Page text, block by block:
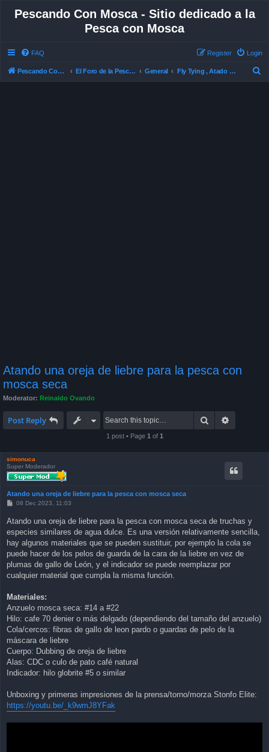
Pescando Con Mosca - Sitio dedicado a la
Pesca con Mosca
FAQ Login
Register
Pescando Con Mosca El Foro de la Pesca con Mosca en Chile General Fly Tying , Atado de Mosca
Atando una oreja de liebre para la pesca con
mosca seca
Moderator: Reinaldo Ovando
Post Reply Search
1 post • Page 1 of 1
simonuca
Super Moderador
Atando una oreja de liebre para la pesca con mosca seca
P
t
08 Dec 2023, 11:03
Atando una oreja de liebre para la pesca con mosca seca de truchas y
especies similares de agua dulce. Es una versión relativamente sencilla,
hay algunos materiales que se pueden sustituir, por ejemplo la cola se
puede hacer de los pelos de guarda de la cara de la liebre en vez de
plumas de gallo de León, y el indicador se puede reemplazar por
cualquier material que cumpla la misma función.
Materiales:
Anzuelo mosca seca: #14 a #22
Hilo: cafe 70 denier o más delgado (dependiendo del tamaño del anzuelo)
Cola/cercos: fibras de gallo de leon pardo o guardas de pelo de la
máscara de liebre
Cuerpo: Dubbing de oreja de liebre
Alas: CDC o culo de pato café natural
Indicador: hilo globrite #5 o similar
Unboxing y primeras impresiones de la prensa/torno/morza Stonfo Elite:
https://youtu.be/_k9wmJ8YFak